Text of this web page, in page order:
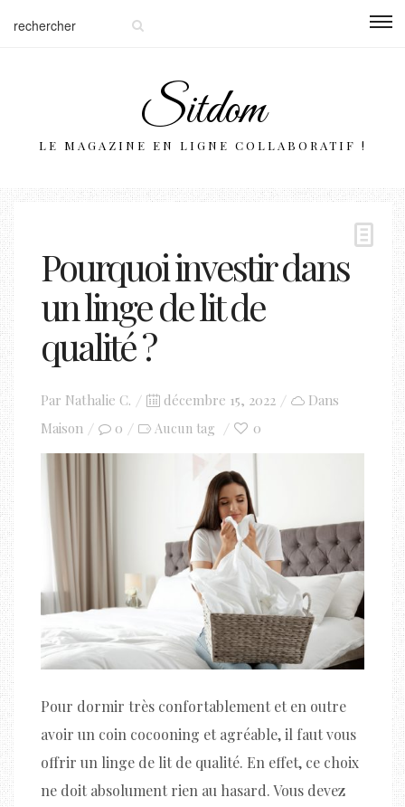
Sitdom
LE MAGAZINE EN LIGNE COLLABORATIF !
Pourquoi investir dans
un linge de lit de
qualité ?
Par Nathalie C.
Posted
on
décembre 15, 2022
Dans
Maison
0 Aucun tag 0
Pour dormir très confortablement et en outre
avoir un coin cocooning et agréable, il faut vous
offrir un linge de lit de qualité. En effet, ce choix
ne doit absolument rien au hasard. Vous devez